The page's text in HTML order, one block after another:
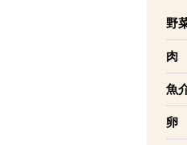
野
を
肉
を
魚
を
卵
を